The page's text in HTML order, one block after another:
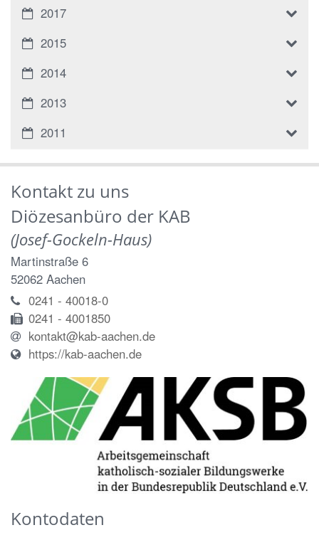
2017
2015
2014
2013
2011
Kontakt zu uns
Diözesanbüro der KAB
(Josef-Gockeln-Haus)
Martinstraße 6
52062 Aachen
0241 - 40018-0
0241 - 4001850
kontakt@kab-aachen.de
https://kab-aachen.de
Kontodaten